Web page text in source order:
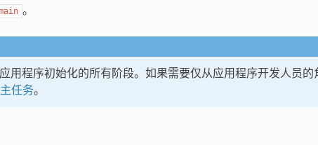
。
用程序初始化的所有阶段。如果需要仅从应用程序开发人员的
任务。